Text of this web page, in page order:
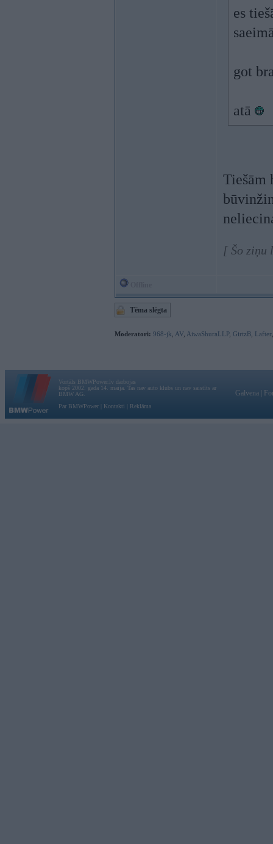
es
got
atā
Tiešām
[ Šo ziņu
Tēma slēgta
Moderatori: 968-jk AV AiwaShuraLLP, GirtzB Lafter
Vortāls BMWPower.lv darbojas
kopš 2002. gada 14. maija. Tas nav auto klubs un nav saistīts ar
BMW AG.
Par BMWPower
Kontakti Reklāma
Galvena